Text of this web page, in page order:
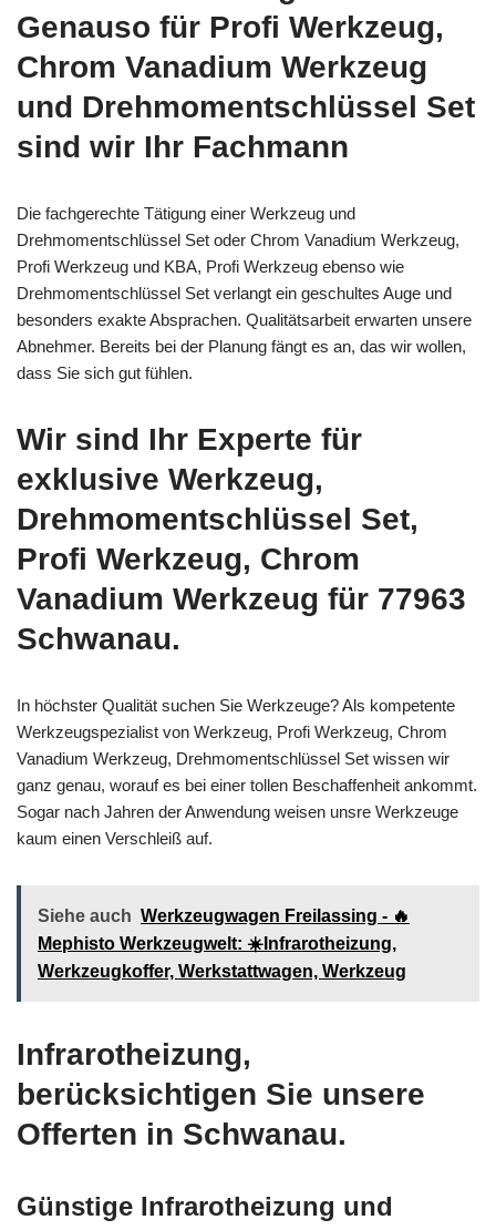
Genauso für Profi Werkzeug,
Chrom Vanadium Werkzeug
und Drehmomentschlüssel Set
sind wir Ihr Fachmann
Die fachgerechte Tätigung einer Werkzeug und
Drehmomentschlüssel Set oder Chrom Vanadium Werkzeug,
Profi Werkzeug und KBA, Profi Werkzeug ebenso wie
Drehmomentschlüssel Set verlangt ein geschultes Auge und
besonders exakte Absprachen. Qualitätsarbeit erwarten unsere
Abnehmer. Bereits bei der Planung fängt es an, das wir wollen,
dass Sie sich gut fühlen.
Wir sind Ihr Experte für
exklusive Werkzeug,
Drehmomentschlüssel Set,
Profi Werkzeug, Chrom
Vanadium Werkzeug für 77963
Schwanau.
In höchster Qualität suchen Sie Werkzeuge? Als kompetente
Werkzeugspezialist von Werkzeug, Profi Werkzeug, Chrom
Vanadium Werkzeug, Drehmomentschlüssel Set wissen wir
ganz genau, worauf es bei einer tollen Beschaffenheit ankommt.
Sogar nach Jahren der Anwendung weisen unsre Werkzeuge
kaum einen Verschleiß auf.
Siehe auch Werkzeugwagen Freilassing - 🔥
Mephisto Werkzeugwelt: ☀️Infrarotheizung,
Werkzeugkoffer, Werkstattwagen, Werkzeug
Infrarotheizung,
berücksichtigen Sie unsere
Offerten in Schwanau.
Günstige Infrarotheizung und